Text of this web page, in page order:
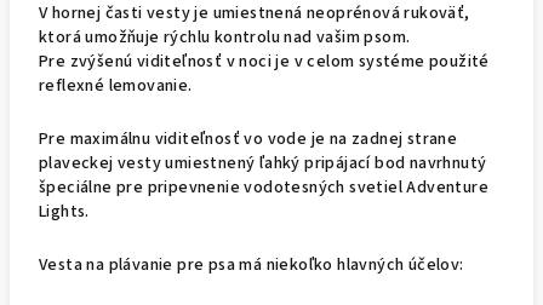
V hornej časti vesty je umiestnená neoprénová rukoväť,
ktorá umožňuje rýchlu kontrolu nad vašim psom.
Pre zvýšenú viditeľnosť v noci je v celom systéme použité
reflexné lemovanie.
Pre maximálnu viditeľnosť vo vode je na zadnej strane
plaveckej vesty umiestnený ľahký pripájací bod navrhnutý
špeciálne pre pripevnenie vodotesných svetiel Adventure
Lights.
Vesta na plávanie pre psa má niekoľko hlavných účelov: